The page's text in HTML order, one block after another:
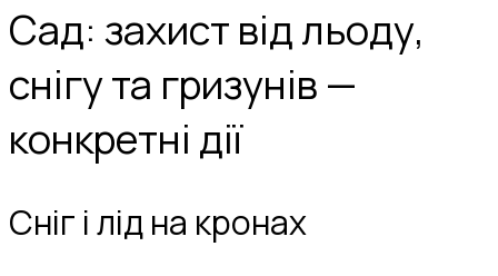
Сад: захист від льоду,
снігу та гризунів —
конкретні дії
Сніг і лід на кронах